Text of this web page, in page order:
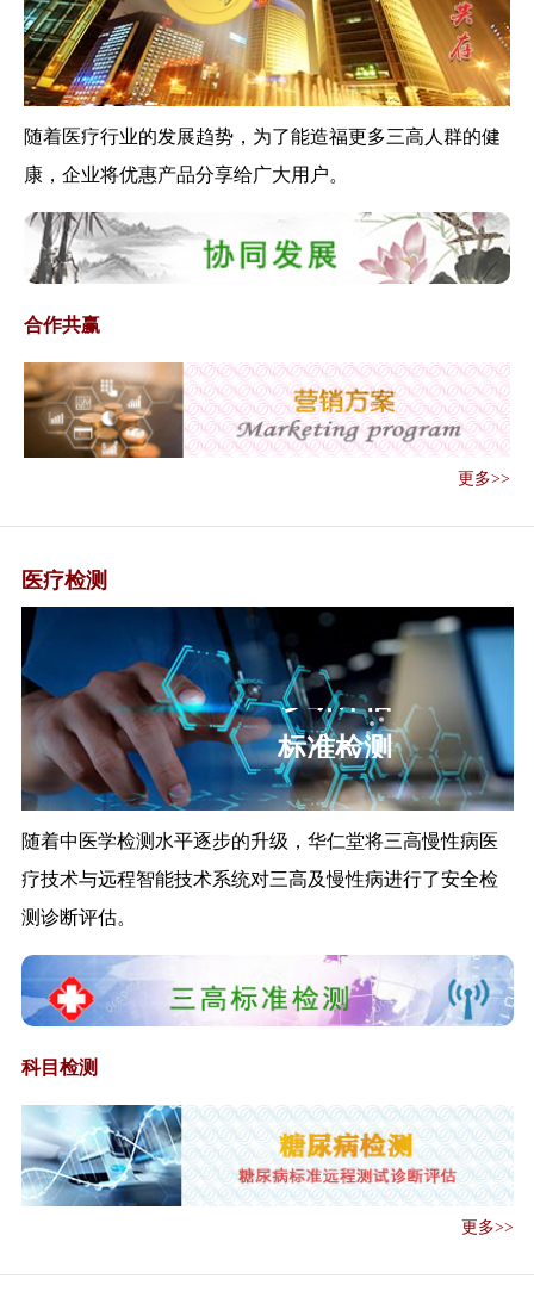
《关于做好疫情常态化防控下新
冠病毒核酸检...
2019年卫生健康事业发展统计公
报发布—...
《关于加快推进新冠病毒核酸检
测的实施意见...
《国家卫生健康委办公厅关于进
《关于做好2020年基本公共卫生
服务项目...
《低风险地区夏季重点地区重点
消毒工作的通...
《关于做好信息化支撑常态化疫
情防控工作的...
《关于做好离京人员新冠肺炎健
康管理服务工...
《全国爱卫办关于深入开展爱国
卫生运动强化...
《国家卫生健康委办公厅关于完
善发热门诊和...
管理办法（试...
关于全面推进社区医院建设工作
的通知》的政...
《医疗联合体管理办法（试
行）》解读
《关于推行医疗机构、医师、护
士电子证照工...
《新冠肺炎疫情期间办公场所和
随着医疗行业的发展趋势，为了能造福更多三高人群的健
康，企业将优惠产品分享给广大用户。
合作共赢
更多>>
医疗检测
标准检测
随着中医学检测水平逐步的升级，华仁堂将三高慢性病医
疗技术与远程智能技术系统对三高及慢性病进行了安全检
测诊断评估。
科目检测
更多>>